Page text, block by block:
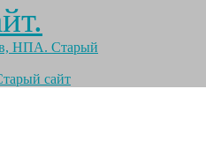
НПА. Старый
сайт